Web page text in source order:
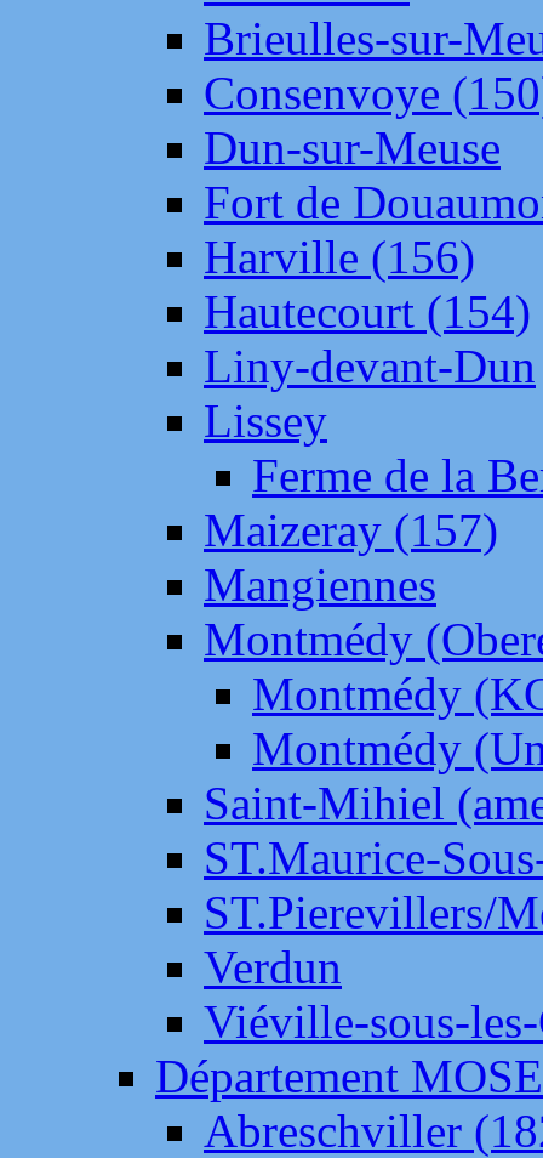
Brieulles-sur-
Consenvoye
Dun-sur-Meuse
Fort de
Harville (156)
Hautecourt (154)
Liny-devant-Dun
Lissey
Ferme de la
Maizeray (157)
Mangiennes
Montmédy
Montmédy
Montmédy
Saint-Mihiel
ST.Maurice-
ST.Pierevillers/
Verdun
Viéville-sous-
Département
Abreschviller